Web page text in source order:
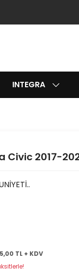
INTEGRA
Civic 2017-
TL + KDV